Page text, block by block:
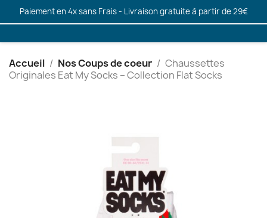
Paiement en 4x sans Frais - Livraison gratuite à partir de 29€
Accueil Nos Coups de coeur
Chaussettes
Originales Eat My Socks – Collection Flat Socks